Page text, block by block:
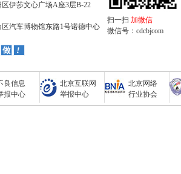
伊莎文心广场A座3层B-22
汽车博物馆东路1号诺德中心
扫一扫 加微信
微信号：cdcbjcom
良信息
报中心
北京互联网
举报中心
北京网络
行业协会